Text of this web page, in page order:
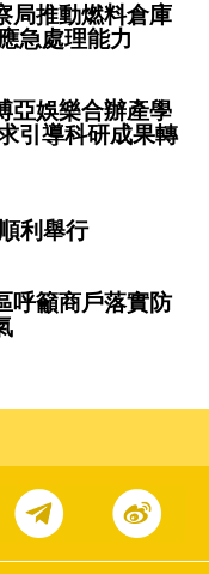
局推動燃料倉庫
急處理能力
亞娛樂合辦產學
引導科研成果轉
利舉行
呼籲商戶落實防